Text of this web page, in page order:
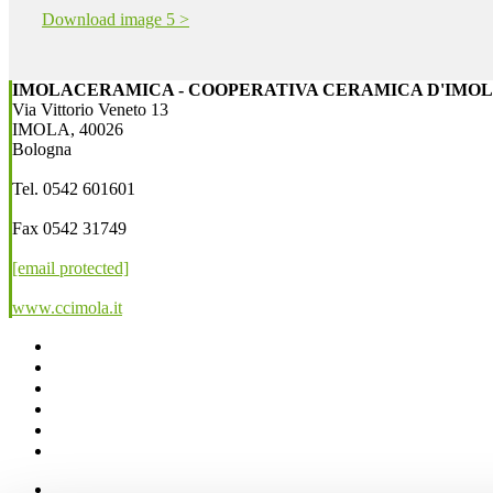
Download image 5 >
IMOLACERAMICA - COOPERATIVA CERAMICA
Via Vittorio Veneto 13
IMOLA, 40026
Bologna
Tel. 0542 601601
Fax 0542 31749
[email protected]
www.ccimola.it